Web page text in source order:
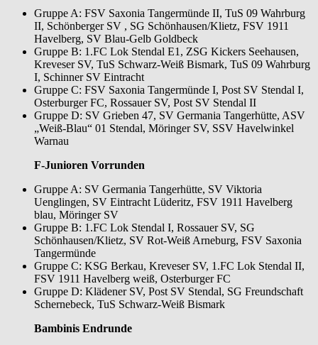
Gruppe A: FSV Saxonia Tangermünde II, TuS 09 Wahrburg
II, Schönberger SV , SG Schönhausen/Klietz, FSV 1911
Havelberg, SV Blau-Gelb Goldbeck
Gruppe B: 1.FC Lok Stendal E1, ZSG Kickers Seehausen,
Kreveser SV, TuS Schwarz-Weiß Bismark, TuS 09 Wahrburg
I, Schinner SV Eintracht
Gruppe C: FSV Saxonia Tangermünde I, Post SV Stendal I,
Osterburger FC, Rossauer SV, Post SV Stendal II
Gruppe D: SV Grieben 47, SV Germania Tangerhütte, ASV
„Weiß-Blau“ 01 Stendal, Möringer SV, SSV Havelwinkel
Warnau
F-Junioren Vorrunden
Gruppe A: SV Germania Tangerhütte, SV Viktoria
Uenglingen, SV Eintracht Lüderitz, FSV 1911 Havelberg
blau, Möringer SV
Gruppe B: 1.FC Lok Stendal I, Rossauer SV, SG
Schönhausen/Klietz, SV Rot-Weiß Arneburg, FSV Saxonia
Tangermünde
Gruppe C: KSG Berkau, Kreveser SV, 1.FC Lok Stendal II,
FSV 1911 Havelberg weiß, Osterburger FC
Gruppe D: Klädener SV, Post SV Stendal, SG Freundschaft
Schernebeck, TuS Schwarz-Weiß Bismark
Bambinis Endrunde